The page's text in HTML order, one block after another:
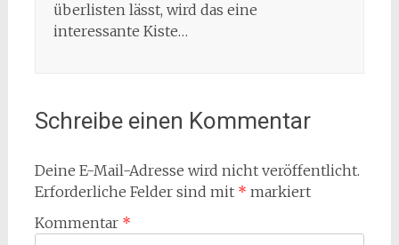
überlisten lässt, wird das eine
interessante Kiste…
Schreibe einen Kommentar
Deine E-Mail-Adresse wird nicht veröffentlicht.
Erforderliche Felder sind mit * markiert
Kommentar *